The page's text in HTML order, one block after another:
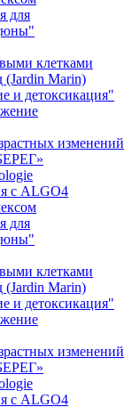
для
клетками
(Jardin Marin)
и детоксикация"
изменений
с ALGO4
для
клетками
(Jardin Marin)
и детоксикация"
изменений
с ALGO4